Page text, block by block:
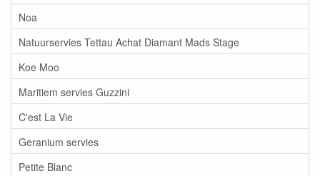
Noa
Natuurservies Tettau Achat Diamant Mads Stage
Koe Moo
Maritiem servies Guzzini
C'est La Vie
Geranium servies
Petite Blanc